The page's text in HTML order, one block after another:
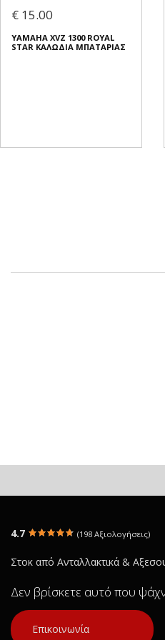
€ 15.00
YAMAHA XVZ 1300 ROYAL
STAR ΚΑΛΩΔΙΑ ΜΠΑΤΑΡΙΑΣ
4.7 (198 Αξιολογήσεις)
Στοκ από Ανταλλακτικά &
Δεν βρίσκετε αυτό που
Επικοινωνία